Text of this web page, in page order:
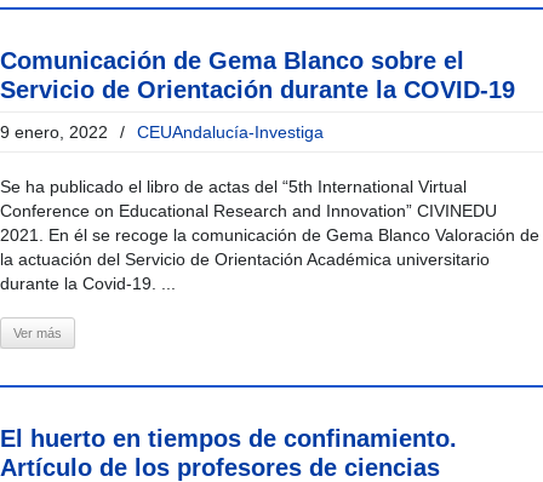
Comunicación de Gema Blanco sobre el
Servicio de Orientación durante la COVID-19
9 enero, 2022 / CEUAndalucía-Investiga
Se ha publicado el libro de actas del “5th International Virtual
Conference on Educational Research and Innovation” CIVINEDU
2021. En él se recoge la comunicación de Gema Blanco Valoración de
la actuación del Servicio de Orientación Académica universitario
durante la Covid-19. ...
Ver más
El huerto en tiempos de confinamiento.
Artículo de los profesores de ciencias